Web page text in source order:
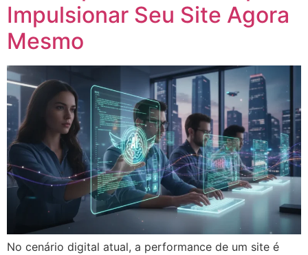
Impulsionar Seu Site Agora
Mesmo
No cenário digital atual, a performance de um site é